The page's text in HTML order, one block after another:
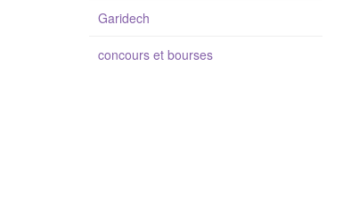
Garidech
concours et bourses